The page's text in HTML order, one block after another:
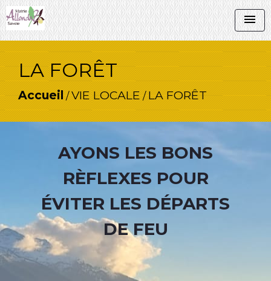
menu
LA FORÊT
Accueil/VIE LOCALE/LA FORÊT
AYONS LES BONS
RÈFLEXES POUR
ÉVITER LES DÉPARTS
DE FEU